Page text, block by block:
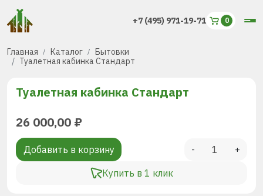
+7 (495) 971-19-71
Главная Каталог
Бытовки
Туалетная кабинка Стандарт
Туалетная кабинка Стандарт
26 000,00 ₽
Добавить в корзину
Купить в 1 клик
- +